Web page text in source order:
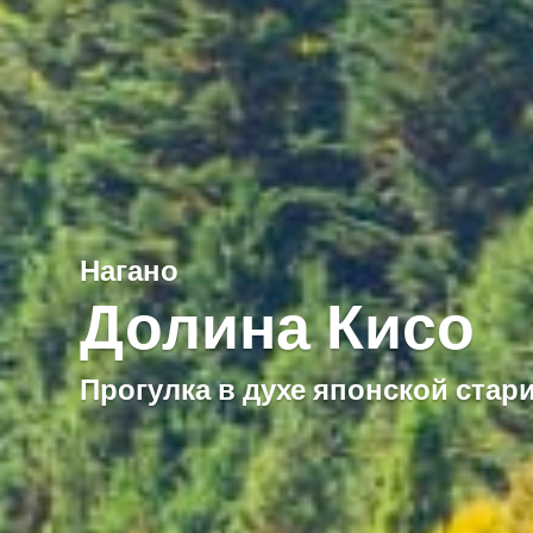
Нагано
Долина Кисо
Прогулка в духе японской